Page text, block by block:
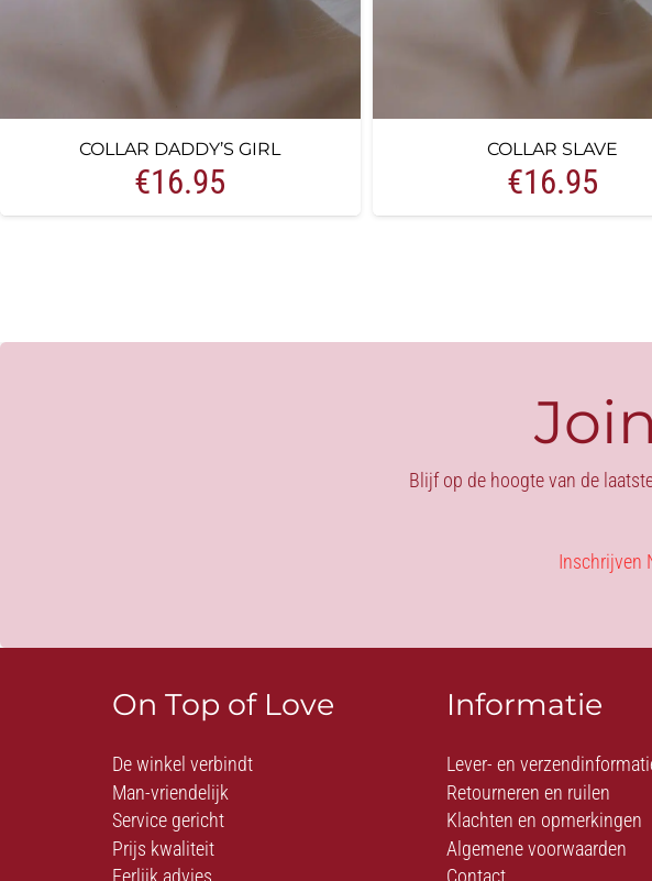
COLLAR DADDY’S GIRL
€16.95
COLLAR SLAVE
€16.95
Blijf op de hoogte van de
Inschrijven
On Top of Love
De winkel verbindt
Man-vriendelijk
Service gericht
Prijs kwaliteit
Informatie
Lever- en
Retourneren en ruilen
Klachten en opmerkingen
Algemene voorwaarden